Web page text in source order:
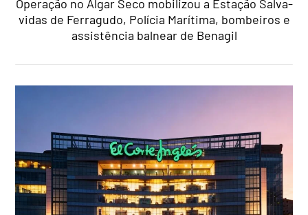
Operação no Algar Seco mobilizou a Estação Salva-
vidas de Ferragudo, Polícia Marítima, bombeiros e
assistência balnear de Benagil